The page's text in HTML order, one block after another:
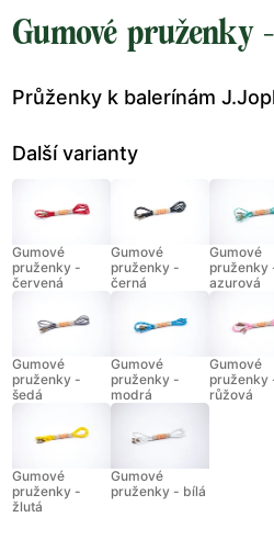
Gumové pruženky
Průženky k balerínám
Další varianty
Gumové
pruženky -
červená
Gumové
pruženky -
černá
Gumové
pruženky
azurová
Gumové
pruženky -
šedá
Gumové
pruženky -
modrá
Gumové
pruženky
růžová
Gumové
pruženky -
žlutá
Gumové
pruženky - bílá